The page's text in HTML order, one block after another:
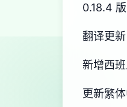
0.18.4
翻译更新
新增西
更新繁